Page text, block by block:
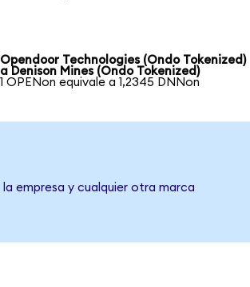
Opendoor Technologies (Ondo Tokenized)
a Denison Mines (Ondo Tokenized)
1 OPENon equivale a 1,2345 DNNon
empresa y cualquier otra marca